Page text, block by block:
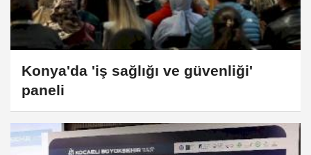
Konya'da 'iş sağlığı ve güvenliği'
paneli